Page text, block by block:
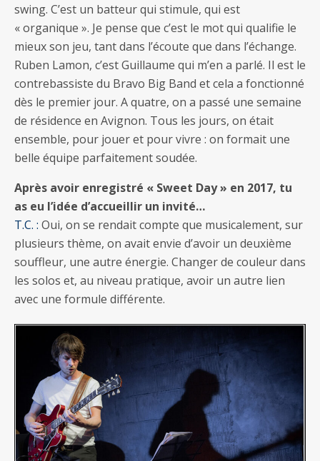
swing. C’est un batteur qui stimule, qui est
« organique ». Je pense que c’est le mot qui qualifie le
mieux son jeu, tant dans l’écoute que dans l’échange.
Ruben Lamon, c’est Guillaume qui m’en a parlé. Il est le
contrebassiste du Bravo Big Band et cela a fonctionné
dès le premier jour. A quatre, on a passé une semaine
de résidence en Avignon. Tous les jours, on était
ensemble, pour jouer et pour vivre : on formait une
belle équipe parfaitement soudée.
Après avoir enregistré « Sweet Day » en 2017, tu
as eu l’idée d’accueillir un invité…
T.C. : Oui, on se rendait compte que musicalement, sur
plusieurs thème, on avait envie d’avoir un deuxième
souffleur, une autre énergie. Changer de couleur dans
les solos et, au niveau pratique, avoir un autre lien
avec une formule différente.